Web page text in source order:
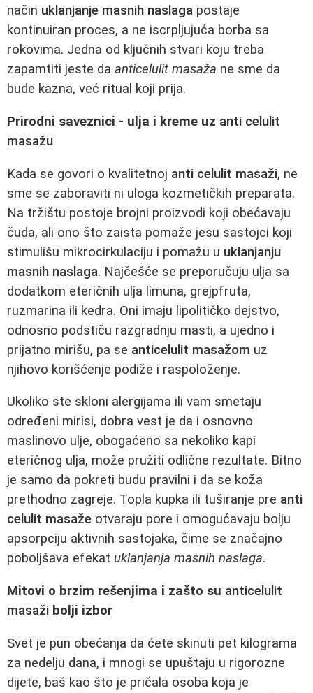
način uklanjanje masnih naslaga postaje
kontinuiran proces, a ne iscrpljujuća borba sa
rokovima. Jedna od ključnih stvari koju treba
zapamtiti jeste da anticelulit masaža ne sme da
bude kazna, već ritual koji prija.
Prirodni saveznici - ulja i kreme uz anti celulit
masažu
Kada se govori o kvalitetnoj anti celulit masaži, ne
sme se zaboraviti ni uloga kozmetičkih preparata.
Na tržištu postoje brojni proizvodi koji obećavaju
čuda, ali ono što zaista pomaže jesu sastojci koji
stimulišu mikrocirkulaciju i pomažu u uklanjanju
masnih naslaga. Najčešće se preporučuju ulja sa
dodatkom eteričnih ulja limuna, grejpfruta,
ruzmarina ili kedra. Oni imaju lipolitičko dejstvo,
odnosno podstiču razgradnju masti, a ujedno i
prijatno mirišu, pa se anticelulit masažom uz
njihovo korišćenje podiže i raspoloženje.
Ukoliko ste skloni alergijama ili vam smetaju
određeni mirisi, dobra vest je da i osnovno
maslinovo ulje, obogaćeno sa nekoliko kapi
eteričnog ulja, može pružiti odlične rezultate. Bitno
je samo da pokreti budu pravilni i da se koža
prethodno zagreje. Topla kupka ili tuširanje pre anti
celulit masaže otvaraju pore i omogućavaju bolju
apsorpciju aktivnih sastojaka, čime se značajno
poboljšava efekat uklanjanja masnih naslaga.
Mitovi o brzim rešenjima i zašto su anticelulit
masaži bolji izbor
Svet je pun obećanja da ćete skinuti pet kilograma
za nedelju dana, i mnogi se upuštaju u rigorozne
dijete, baš kao što je pričala osoba koja je